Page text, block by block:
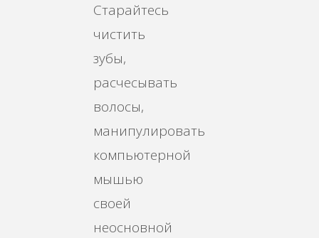
Старайтесь
чистить
зубы,
расчесывать
волосы,
манипулировать
компьютерной
мышью
своей
неосновной